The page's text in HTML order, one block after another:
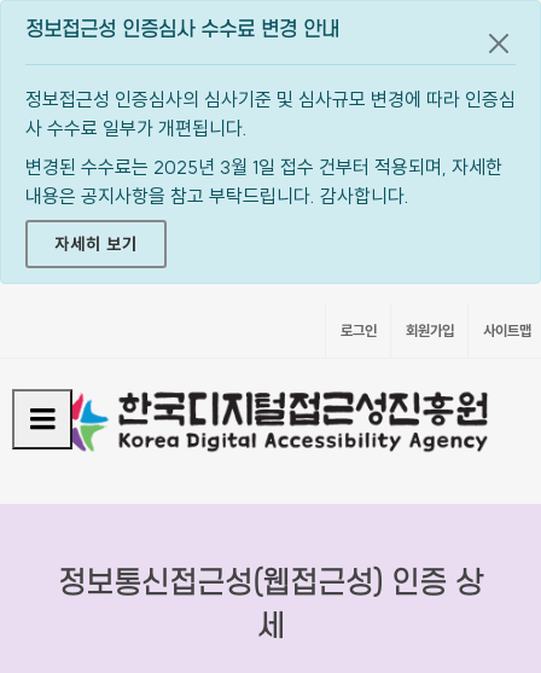
정보접근성 인증심사 수수료 변경 안내
정보접근성 인증심사의 심사기준 및 심사규모 변경에 따라 인증심
사 수수료 일부가 개편됩니다.
변경된 수수료는 2025년 3월 1일 접수 건부터 적용되며, 자세한
내용은 공지사항을 참고 부탁드립니다. 감사합니다.
자세히 보기
공지
로그인 회원가입 사이트맵
정보통신접근성(웹접근성) 인증 상
세